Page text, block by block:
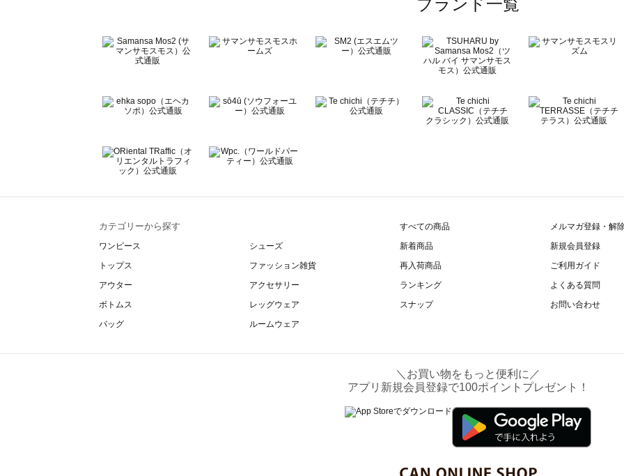
BETTY'S BLUE（べティーズブルー）のシューズ一覧
Wpc.（ワールドパーティー）のシューズ一覧
ブランド一覧
カテゴリーから探す
ワンピース
トップス
アウター
ボトムス
バッグ
シューズ
ファッション雑貨
アクセサリー
レッグウェア
ルームウェア
すべての商品
新着商品
再入荷商品
ランキング
スナップ
メルマガ登録・解
新規会員登録
ご利用ガイド
よくある質問
お問い合わせ
＼お買い物をもっと便利に／
アプリ新規会員登録で100ポイントプレゼント！